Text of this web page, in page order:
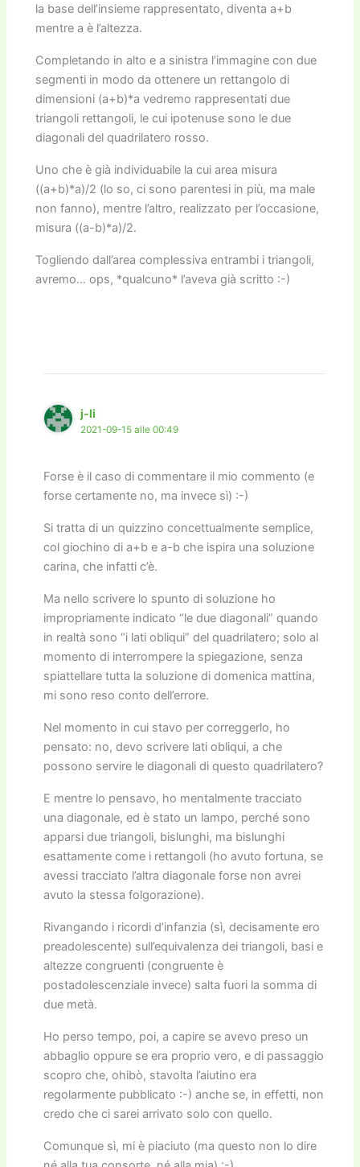
la base dell’insieme rappresentato, diventa a+b
mentre a è l’altezza.
Completando in alto e a sinistra l’immagine con due
segmenti in modo da ottenere un rettangolo di
dimensioni (a+b)*a vedremo rappresentati due
triangoli rettangoli, le cui ipotenuse sono le due
diagonali del quadrilatero rosso.
Uno che è già individuabile la cui area misura
((a+b)*a)/2 (lo so, ci sono parentesi in più, ma male
non fanno), mentre l’altro, realizzato per l’occasione,
misura ((a-b)*a)/2.
Togliendo dall’area complessiva entrambi i triangoli,
avremo… ops, *qualcuno* l’aveva già scritto :-)
j-li
2021-09-15 alle 00:49
Forse è il caso di commentare il mio commento (e
forse certamente no, ma invece sì) :-)
Si tratta di un quizzino concettualmente semplice,
col giochino di a+b e a-b che ispira una soluzione
carina, che infatti c’è.
Ma nello scrivere lo spunto di soluzione ho
impropriamente indicato “le due diagonali” quando
in realtà sono “i lati obliqui” del quadrilatero; solo al
momento di interrompere la spiegazione, senza
spiattellare tutta la soluzione di domenica mattina,
mi sono reso conto dell’errore.
Nel momento in cui stavo per correggerlo, ho
pensato: no, devo scrivere lati obliqui, a che
possono servire le diagonali di questo quadrilatero?
E mentre lo pensavo, ho mentalmente tracciato
una diagonale, ed è stato un lampo, perché sono
apparsi due triangoli, bislunghi, ma bislunghi
esattamente come i rettangoli (ho avuto fortuna, se
avessi tracciato l’altra diagonale forse non avrei
avuto la stessa folgorazione).
Rivangando i ricordi d’infanzia (sì, decisamente ero
preadolescente) sull’equivalenza dei triangoli, basi e
altezze congruenti (congruente è
postadolescenziale invece) salta fuori la somma di
due metà.
Ho perso tempo, poi, a capire se avevo preso un
abbaglio oppure se era proprio vero, e di passaggio
scopro che, ohibò, stavolta l’aiutino era
regolarmente pubblicato :-) anche se, in effetti, non
credo che ci sarei arrivato solo con quello.
Comunque sì, mi è piaciuto (ma questo non lo dire